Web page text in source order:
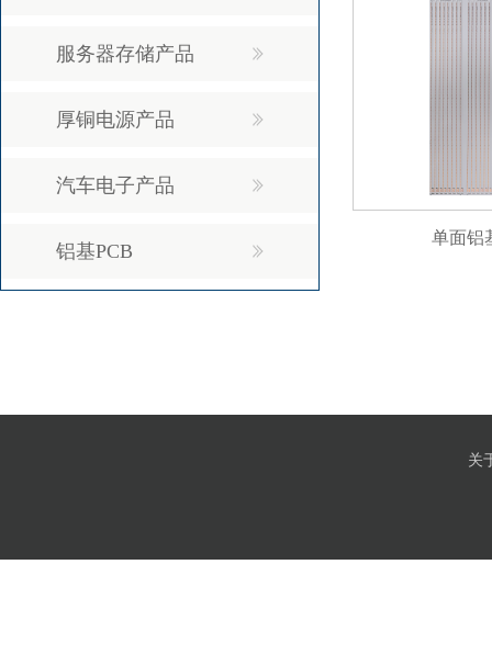
服务器存储产品
厚铜电源产品
汽车电子产品
铝基PCB
单面铝
关